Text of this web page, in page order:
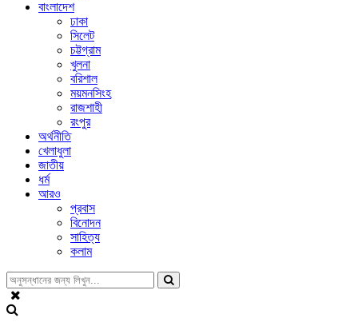
বাংলাদেশ
ঢাকা
সিলেট
চট্টগ্রাম
খুলনা
বরিশাল
ময়মনসিংহ
রাজশাহী
রংপুর
অর্থনীতি
খেলাধুলা
জাতীয়
ধর্ম
আরও
প্রবাস
বিনোদন
সাহিত্য
কলাম